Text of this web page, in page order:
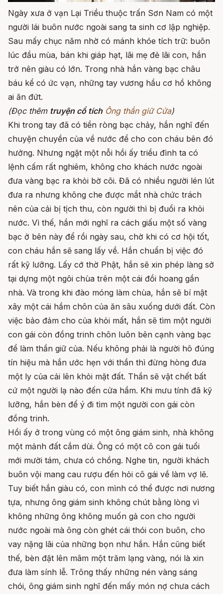
Ngày xưa ở vạn Lại Triều thuộc trấn Sơn Nam có một
người lái buôn nước ngoài sang ta sinh cơ lập nghiệp.
Sau mấy chục năm nhờ có mánh khóe tích trữ: buôn
lúc đầu mùa, bán khi giáp hạt, lãi mẹ đẻ lãi con, hắn
trở nên giàu có lớn. Trong nhà hắn vàng bạc châu
báu kể có ức vạn, những tay vương hầu cơ hồ không
ai ăn đứt.
(Đọc thêm truyện cổ tích Ông thần giữ Cửa)
Khi trong tay đã có tiền ròng bạc chảy, hắn nghĩ đến
chuyện chuyền của về nước để cho con cháu bên đó
hưởng. Nhưng ngặt một nỗi hồi ấy triều đình ta có
lệnh cấm rất nghiêm, không cho khách nước ngoài
đưa vàng bạc ra khỏi bờ cõi. Đã có nhiều người lén lút
đưa ra nhưng không che được mắt nhà chức trách
nên của cải bị tịch thu, còn người thì bị đuổi ra khỏi
nước. Vì thế, hắn mới nghĩ ra cách giấu một số vàng
bạc ở bên này để rồi ngày sau, chờ khi có cơ hội tốt,
con cháu hắn sẽ sang lấy về. Hắn chuẩn bị việc đó
rất kỹ lưỡng. Lấy cớ thờ Phật, hắn sẽ xin phép làng sở
tại dựng một ngôi chùa trên một cái đồi hoang gần
nhà. Và trong khi đào móng làm chùa, hắn sẽ bí mật
xây một cái hầm chôn của ăn sâu xuống dưới đất. Còn
việc bảo đảm cho của khỏi mất, hắn sẽ tìm một người
con gái còn đồng trinh chôn luôn bên cạnh vàng bạc
để làm thần giữ của. Nếu không phải là người hô đúng
tín hiệu mà hắn ước hẹn với thần thì đừng hòng đưa
một ly của cải lên khỏi mặt đất. Thần sẽ vật chết bất
cứ một người lạ nào đến cửa hầm. Khi mưu tính đã kỹ
lưỡng, hắn bèn để ý đi tìm một người con gái còn
đồng trinh.
Hồi ấy ở trong vùng có một ông giám sinh, nhà không
một mảnh đất cắm dùi. Ông có một cô con gái tuổi
mới mười tám, chưa có chồng. Nghe tin, người khách
buôn vội mang cau rượu đến hỏi cô gái về làm vợ lẽ.
Tuy biết hắn giàu có, con mình có thể được nơi nương
tựa, nhưng ông giám sinh không chút bằng lòng vì
không những ông không muốn gả con cho người
nước ngoài mà ông còn ghét cái thói con buôn, cho
vay nặng lãi của những bọn như hắn. Hắn cũng biết
thế, bèn đặt lên mâm một trăm lạng vàng, nói là xin
đưa làm sính lễ. Trông thấy những nén vàng sáng
chói, ông giám sinh nghĩ đến mấy món nợ chưa cách